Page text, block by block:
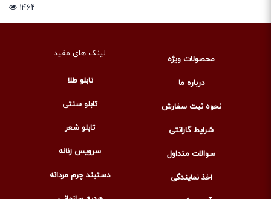
۱۴۶۲
محصولات ویژه
درباره ما
نحوه ثبت سفارش
شرایط گارانتی
سوالات متداول
اخذ نمایندگی
لینک های مفید
تابلو طلا
تابلو سنتی
تابلو شعر
سرویس زنانه
دستبند چرم مردانه